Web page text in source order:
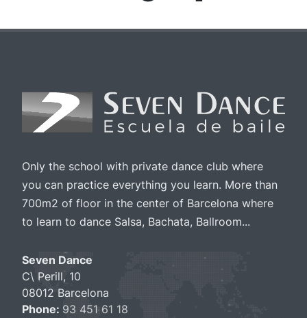
Only the school with private dance club where
you can practice everything you learn. More than
700m2 of floor in the center of Barcelona where
to learn to dance Salsa, Bachata, Ballroom...
Seven Dance
C\ Perill, 10
08012 Barcelona
Phone: 93 451 61 18